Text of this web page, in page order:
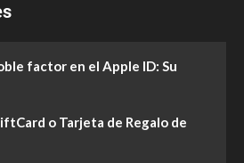
factor en el Apple ID: Su
o Tarjeta de Regalo de